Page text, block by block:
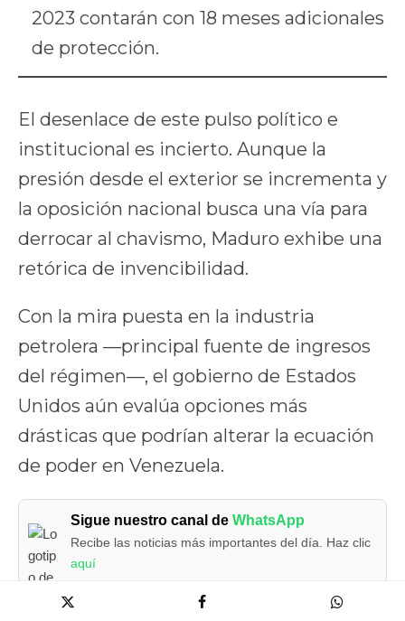
2023 contarán con 18 meses adicionales
de protección.
El desenlace de este pulso político e
institucional es incierto. Aunque la
presión desde el exterior se incrementa y
la oposición nacional busca una vía para
derrocar al chavismo, Maduro exhibe una
retórica de invencibilidad.
Con la mira puesta en la industria
petrolera —principal fuente de ingresos
del régimen—, el gobierno de Estados
Unidos aún evalúa opciones más
drásticas que podrían alterar la ecuación
de poder en Venezuela.
Sigue nuestro canal deWhatsApp
Recibe las noticias más importantes del día. Haz clic
aquí